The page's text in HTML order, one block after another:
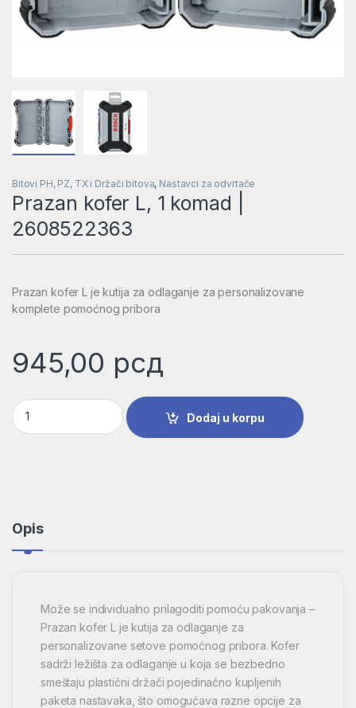
Bitovi PH, PZ, TX i Držači bitova, Nastavci za odvrtače
Prazan kofer L, 1 komad |
2608522363
Prazan kofer L je kutija za odlaganje za personalizovane
komplete pomoćnog pribora
945,00 рсд
Prazan kofer L, 1 komad | 2608522363 količina
Dodaj u korpu
Opis
Može se individualno prilagoditi pomoću pakovanja –
Prazan kofer L je kutija za odlaganje za
personalizovane setove pomoćnog pribora. Kofer
sadrži ležišta za odlaganje u koja se bezbedno
smeštaju plastični držači pojedinačno kupljenih
paketa nastavaka, što omogućava razne opcije za